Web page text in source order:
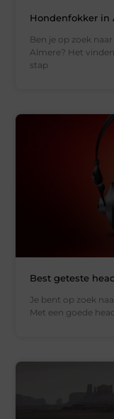
Hondenfokker in
Ben je op zoek
Almere? Het
stap
Best geteste
Je bent op zoek
Met een goede